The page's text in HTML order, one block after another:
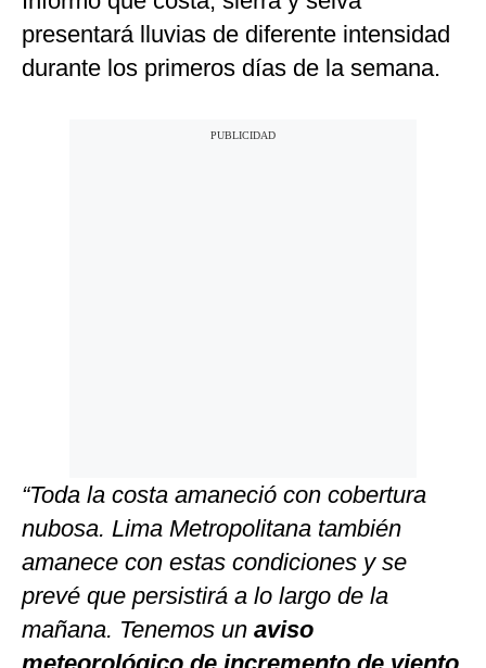
presentará lluvias de diferente intensidad
durante los primeros días de la semana.
“Toda la costa amaneció con cobertura
nubosa. Lima Metropolitana también
amanece con estas condiciones y se
prevé que persistirá a lo largo de la
mañana. Tenemos un aviso